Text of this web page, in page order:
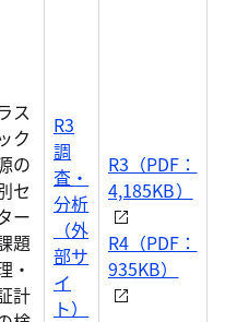
ス
ク
の
セ
ー
題
・
計
R3
調
査・
分析
（外
部サ
イ
ト）
R3（PDF：
4,185KB）
R4（PDF：
935KB）